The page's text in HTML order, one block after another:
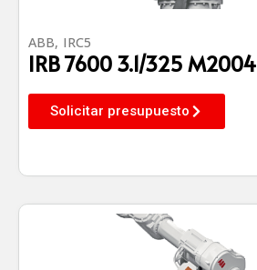
ABB, IRC5
IRB 7600 3.1/325 M2004
Solicitar presupuesto